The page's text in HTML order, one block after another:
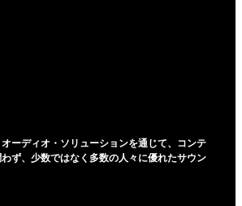
ーディオ・ソリューションを通じて、コンテ
ず、少数ではなく多数の人々に優れたサウン